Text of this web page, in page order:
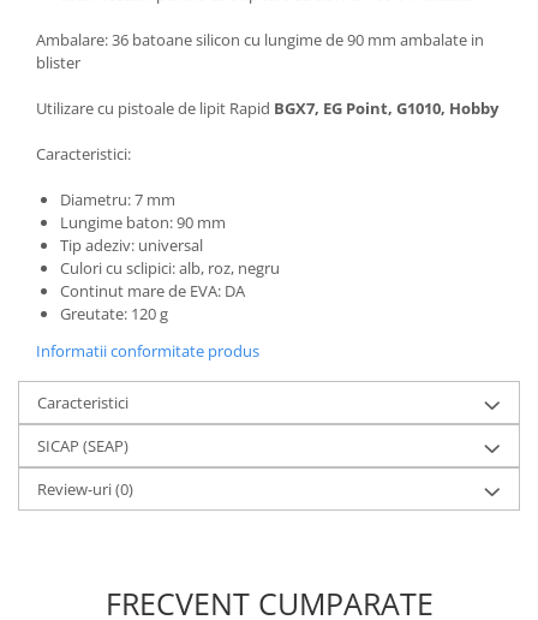
Ambalare: 36 batoane silicon cu lungime de 90 mm ambalate in
blister
Utilizare cu pistoale de lipit Rapid BGX7, EG Point, G1010, Hobby
Caracteristici:
Diametru: 7 mm
Lungime baton: 90 mm
Tip adeziv: universal
Culori cu sclipici: alb, roz, negru
Continut mare de EVA: DA
Greutate: 120 g
Informatii conformitate produs
Caracteristici
SICAP (SEAP)
Review-uri(0)
FRECVENT CUMPARATE